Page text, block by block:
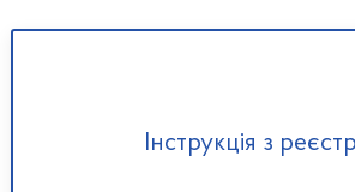
Інструкція з